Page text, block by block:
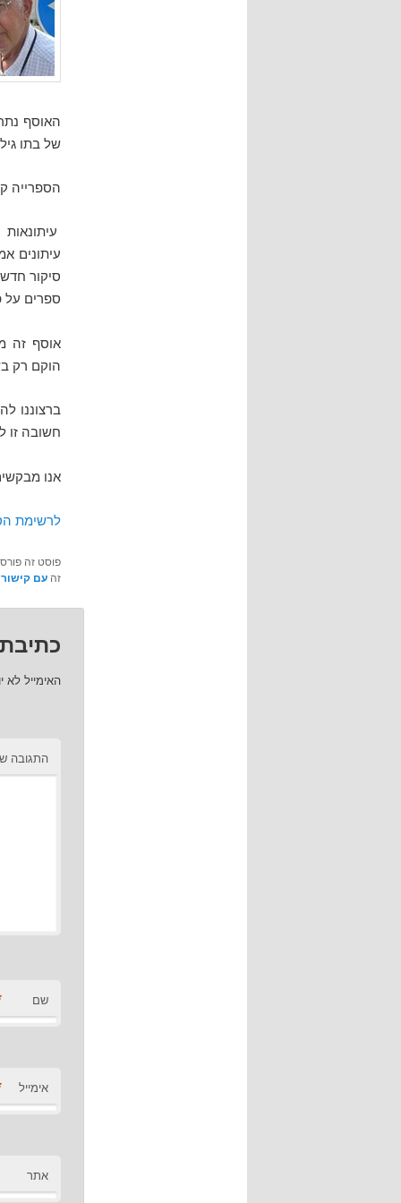
האוסף
של בתו
הספרייה קלטה כ-350 פרסומים,
עיתונים
סיקור
ספרים על
אוסף זה
הוקם רק בשנת 1995 והספרייה לא רכשה באופן שיטתי
ברצוננו
חשובה זו
אנו
לרשימת
פוסט זה
זה עם
האימייל לא
התגובה
שם
אימייל
אתר